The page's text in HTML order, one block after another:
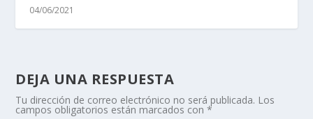
04/06/2021
DEJA UNA RESPUESTA
Tu dirección de correo electrónico no será publicada. Los
campos obligatorios están marcados con*